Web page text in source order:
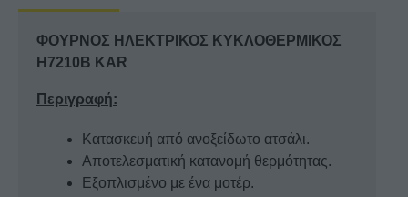
ΦΟΥΡΝΟΣ ΗΛΕΚΤΡΙΚΟΣ ΚΥΚΛΟΘΕΡΜΙΚΟΣ
H7210B KAR
Περιγραφή:
Κατασκευή από ανοξείδωτο ατσάλι.
Αποτελεσματική κατανομή θερμότητας.
Εξοπλισμένο με ένα μοτέρ.